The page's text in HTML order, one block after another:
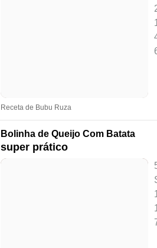
Receta de Bubu Ruza
Bolinha de Queijo Com Batata
super prático